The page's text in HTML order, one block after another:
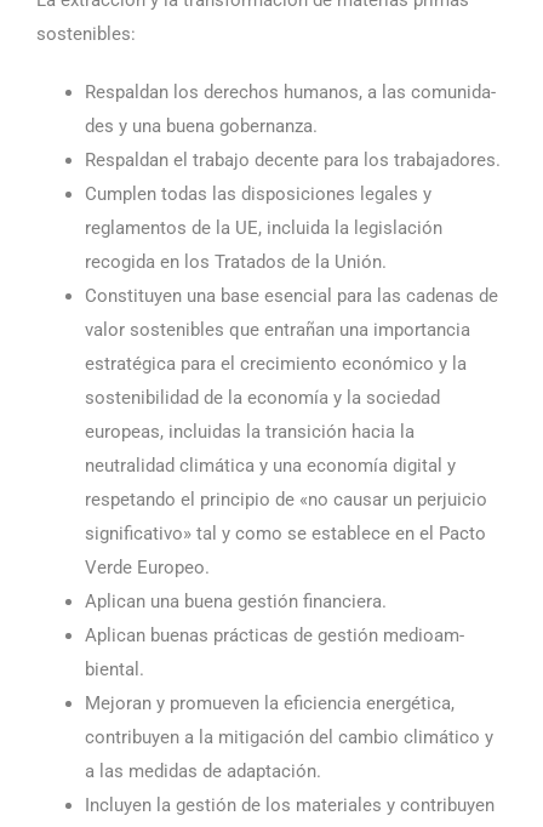
sostenibles:
Respaldan los derechos humanos, a las comunida­
des y una buena gobernanza.
Respaldan el trabajo decente para los trabajadores.
Cumplen todas las disposiciones legales y
reglamentos de la UE, incluida la legislación
recogida en los Tratados de la Unión.
Constituyen una base esencial para las cadenas de
valor sostenibles que entrañan una importancia
estratégica para el crecimiento económico y la
sostenibilidad de la economía y la sociedad
europeas, incluidas la transición hacia la
neutralidad climática y una economía digital y
respetando el principio de «no causar un perjuicio
significativo» tal y como se establece en el Pacto
Verde Europeo.
Aplican una buena gestión financiera.
Aplican buenas prácticas de gestión medioam­
biental.
Mejoran y promueven la eficiencia energética,
contribuyen a la mitigación del cambio climático y
a las medidas de adaptación.
Incluyen la gestión de los materiales y contribuyen